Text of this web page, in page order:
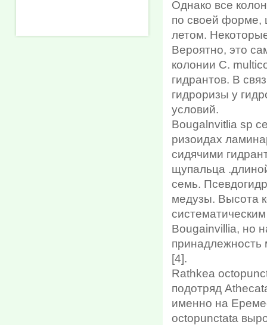
Однако все
по своей форме,
летом.
Вероятно, это
колонии С.
гидрантов. В
гидроризы у
условий.
Bougalnvitlia sp
ризоидах
сидячими
щупальца
семь.
медузы. Высота
Bougainvillia, но
[4].
Rathkea
подотряд
именно на
octopunctata